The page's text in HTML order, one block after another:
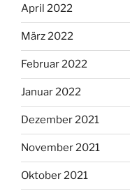
April 2022
März 2022
Februar 2022
Januar 2022
Dezember 2021
November 2021
Oktober 2021